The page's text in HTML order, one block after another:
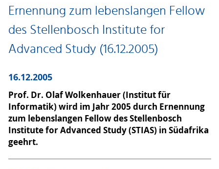
Ernennung zum lebenslangen Fellow
des Stellenbosch Institute for
Advanced Study (16.12.2005)
16.12.2005
Prof. Dr. Olaf Wolkenhauer (Institut für
Informatik) wird im Jahr 2005 durch Ernennung
zum lebenslangen Fellow des Stellenbosch
Institute for Advanced Study (STIAS) in Südafrika
geehrt.